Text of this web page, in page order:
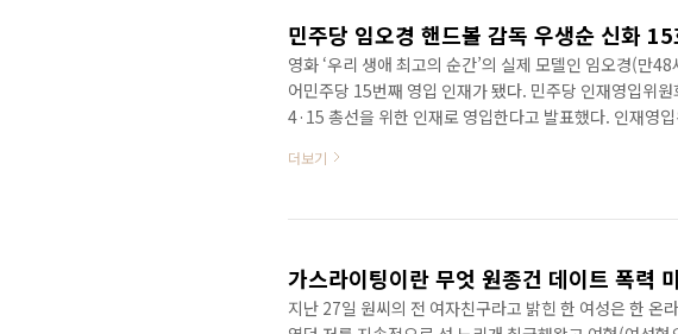
영화 ‘우리 생애 최고의 순간’의 실제 모델인 임오경(만
어민주당 15번째 영입 인재가 됐다. 민주당 인재영입위
4·15 총선을 위한 인재로 영입한다고 발표했다. 인재영
“혼자 앞에 나가는 스타 플레이어가 아니라 동료를 배려
이 더불어 일해야만 좋은 성과를 낼 수가 있다”며 “그런
더보기
지난 27일 원씨의 전 여자친구라고 밝힌 한 여성은 한 온